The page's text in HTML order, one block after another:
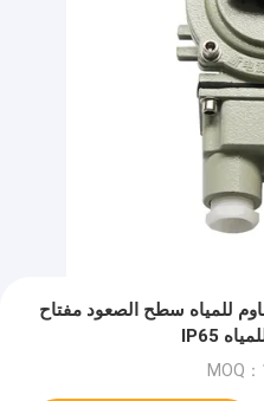
للمياه سطح الصعود مفتاح
MOQ